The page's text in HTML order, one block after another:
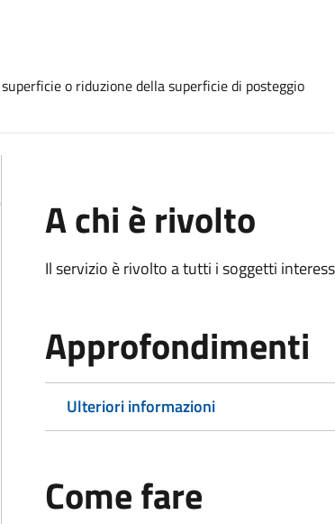
o riduzione della superficie di posteggio
A chi è rivolto
Il servizio è rivolto a tutti i soggetti
Approfondimenti
Ulteriori informazioni
Come fare